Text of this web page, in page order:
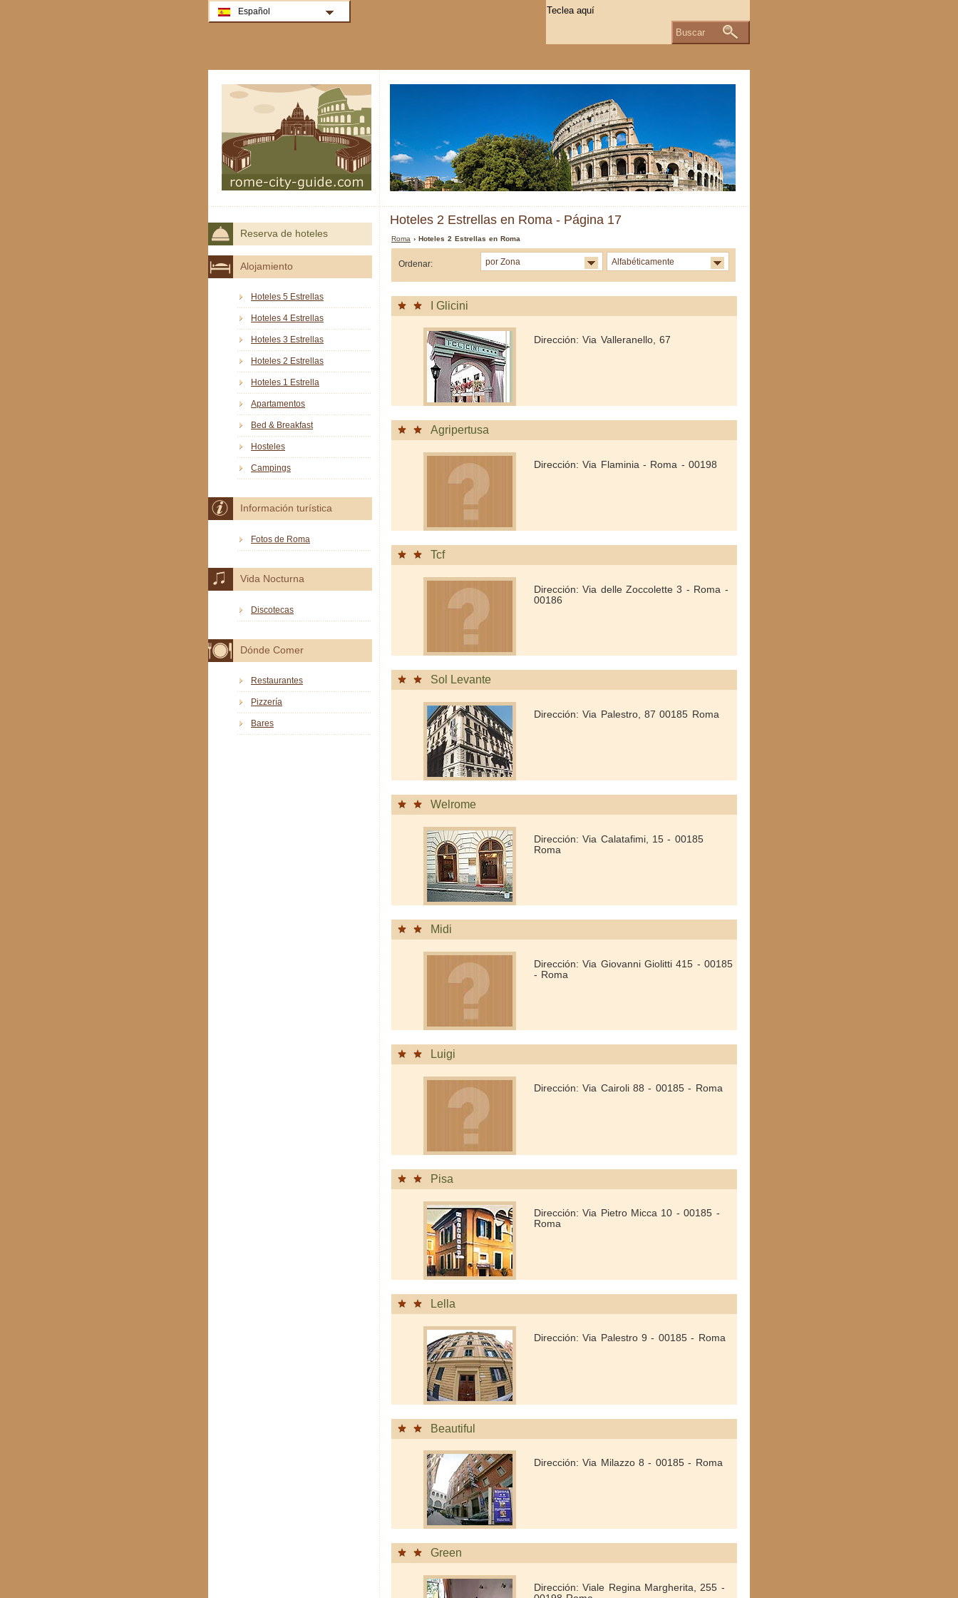
Hoteles 2 Estrellas en Roma - Página 17
Roma › Hoteles 2 Estrellas en Roma
Ordenar: por Zona Alfabéticamente
I Glicini
Dirección: Via Valleranello, 67
Agripertusa
Dirección: Via Flaminia - Roma - 00198
Tcf
Dirección: Via delle Zoccolette 3 - Roma -
00186
Sol Levante
Dirección: Via Palestro, 87 00185 Roma
Welrome
Dirección: Via Calatafimi, 15 - 00185
Roma
Midi
Dirección: Via Giovanni Giolitti 415 - 00185
- Roma
Luigi
Dirección: Via Cairoli 88 - 00185 - Roma
Pisa
Dirección: Via Pietro Micca 10 - 00185 -
Roma
Lella
Dirección: Via Palestro 9 - 00185 - Roma
Beautiful
Dirección: Via Milazzo 8 - 00185 - Roma
Green
Dirección: Viale Regina Margherita, 255 -
Reserva de hoteles
Alojamiento
Hoteles 5 Estrellas
Hoteles 4 Estrellas
Hoteles 3 Estrellas
Hoteles 2 Estrellas
Hoteles 1 Estrella
Apartamentos
Bed & Breakfast
Hosteles
Campings
Información turística
Fotos de Roma
Vida Nocturna
Discotecas
Dónde Comer
Restaurantes
Pizzería
Bares
Español
Buscar